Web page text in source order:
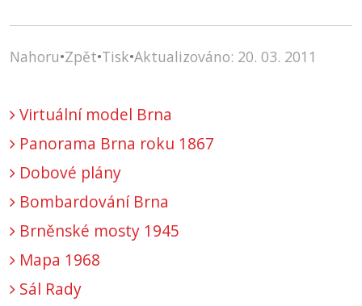
Nahoru•Zpět•Tisk•Aktualizováno: 20. 03. 2011
Virtuální model Brna
Panorama Brna roku 1867
Dobové plány
Bombardování Brna
Brněnské mosty 1945
Mapa 1968
Sál Rady